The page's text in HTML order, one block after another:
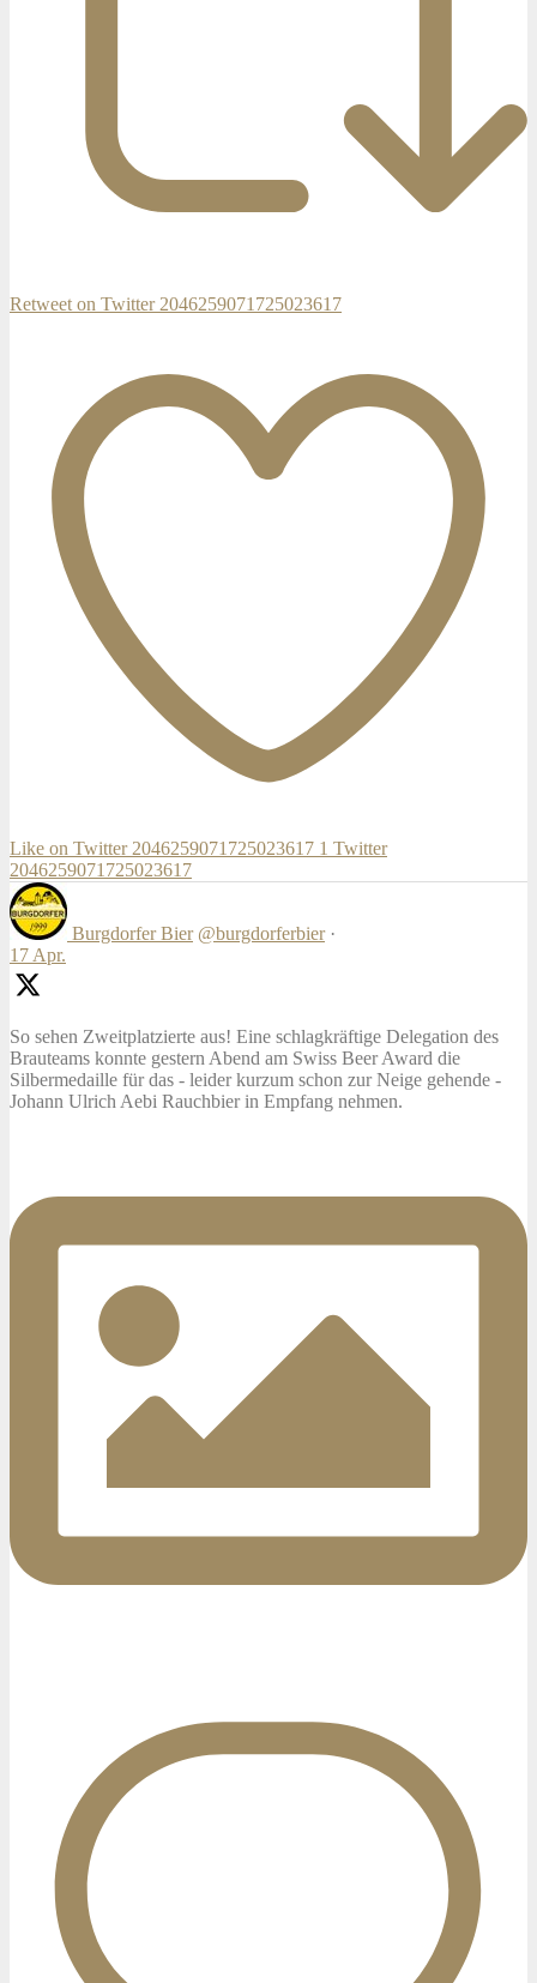
Retweet on Twitter 2046259071725023617
Like on Twitter 2046259071725023617 1 Twitter
2046259071725023617
Burgdorfer Bier @burgdorferbier ·
17 Apr.
So sehen Zweitplatzierte aus! Eine schlagkräftige Delegation des
Brauteams konnte gestern Abend am Swiss Beer Award die
Silbermedaille für das - leider kurzum schon zur Neige gehende -
Johann Ulrich Aebi Rauchbier in Empfang nehmen.